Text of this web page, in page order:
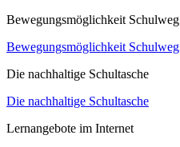
Bewegungsmöglichkeit Schulweg
Bewegungsmöglichkeit Schulweg
Die nachhaltige Schultasche
Die nachhaltige Schultasche
Lernangebote im Internet